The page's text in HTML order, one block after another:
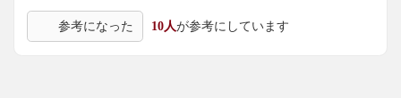
道の突き当たり、林を背にして施設の建物は建っています。
明るい色調でまとめられた、美容院かレストランと思えるよ
うな建物です。建物に入るとすぐ、履物を脱ぐようになって
参考になった 10人が参考にしています